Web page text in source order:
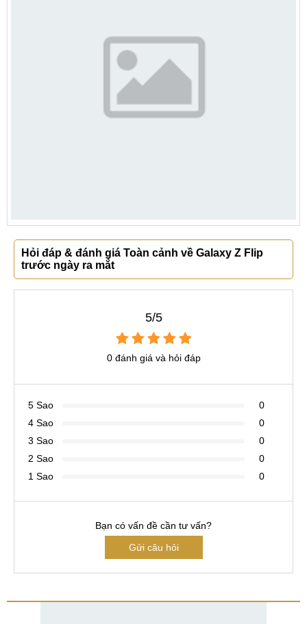
Hỏi đáp & đánh giá Toàn cảnh về Galaxy Z Flip
trước ngày ra mắt
5/5
0 đánh giá và hỏi đáp
5 Sao
0
4 Sao
0
3 Sao
0
2 Sao
0
1 Sao
0
Bạn có vấn đề cần tư vấn?
Gửi câu hỏi